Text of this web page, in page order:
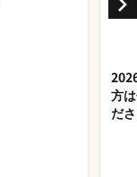
方
だ